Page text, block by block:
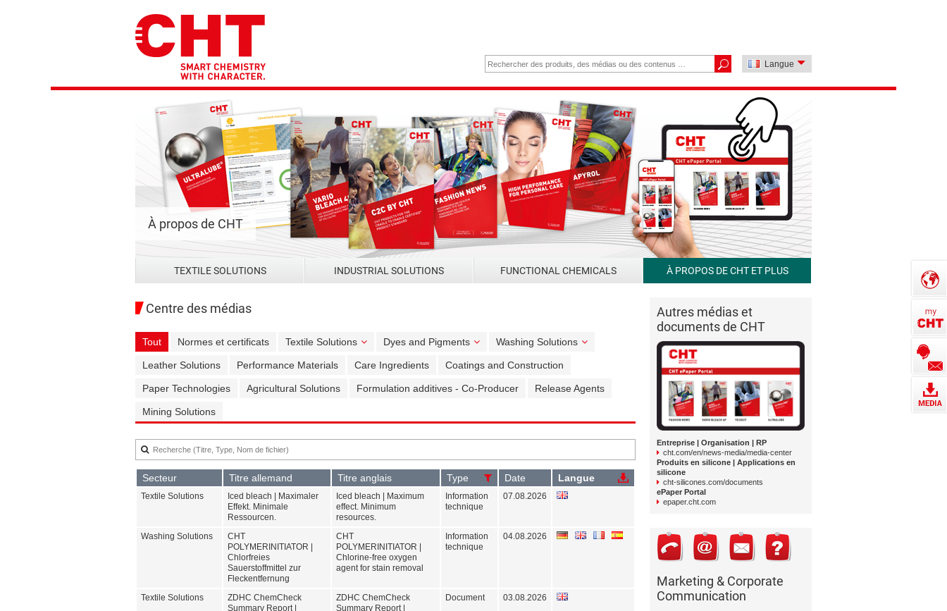
Langue
À propos de CHT
TEXTILE SOLUTIONS INDUSTRIAL SOLUTIONS FUNCTIONAL CHEMICALS À PROPOS DE CHT ET PLUS
Centre des médias
Tout Normes et certificats Textile Solutions Dyes and Pigments Washing Solutions
Leather Solutions Performance Materials Care Ingredients Coatings and Construction
Paper Technologies Agricultural Solutions Formulation additives - Co-Producer Release Agents
Mining Solutions
Secteur Titre allemand Titre anglais Type Date Langue
Textile Solutions
Iced bleach | Maximaler
Effekt. Minimale
Ressourcen.
Iced bleach | Maximum
effect. Minimum
resources.
Information
technique
07.08.2026
Washing Solutions
CHT
POLYMERINITIATOR |
Chlorfreies
Sauerstoffmittel zur
Fleckentfernung
CHT
POLYMERINITIATOR |
Chlorine-free oxygen
agent for stain removal
Information
technique
04.08.2026
Textile Solutions
ZDHC ChemCheck
Summary Report |
ZDHC ChemCheck
Summary Report |
Document 03.08.2026
Autres médias et
documents de CHT
Entreprise | Organisation | RP
cht.com/en/news-media/media-center
Produits en silicone | Applications en
silicone
cht-silicones.com/documents
ePaper Portal
epaper.cht.com
Marketing & Corporate
Communication